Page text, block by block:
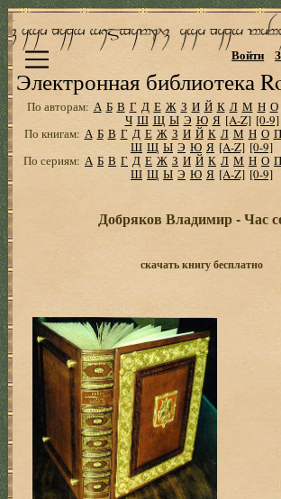
Электронная библиотека
Войти
По авторам: А Б В Г Д Е Ж З И Й К Л М Н О
Ч Ш Щ Ы Э Ю Я [A-Z] [0-9]
По книгам: А Б В Г Д Е Ж З И Й К Л М Н О П
Ш Щ Ы Э Ю Я [A-Z] [0-9]
По сериям: А Б В Г Д Е Ж З И Й К Л М Н О П
Ш Щ Ы Э Ю Я [A-Z] [0-9]
Добряков Владимир - Час
скачать книгу бесплатно